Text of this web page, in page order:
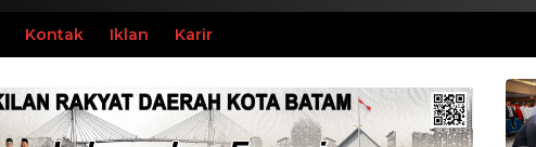
Kontak Iklan Karir